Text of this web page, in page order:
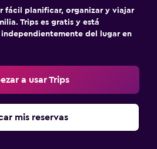
fácil planificar, organizar y viajar
Trips es gratis y está
del lugar en
a usar Trips
mis reservas